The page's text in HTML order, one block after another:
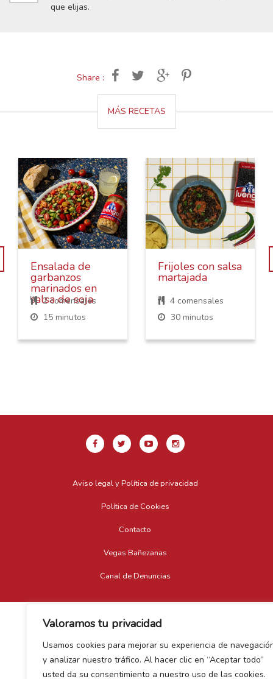
Valoramos tu privacidad
Usamos cookies para mejorar su experiencia de
y analizar nuestro tráfico. Al hacer clic en “Aceptar todo”
usted da su consentimiento a nuestro uso de las cookies.
que elijas.
Share :
MÁS RECETAS
Ensalada de
garbanzos
marinados en
salsa de soja
2 comensales
15 minutos
Frijoles con salsa
martajada
4 comensales
30 minutos
Aviso legal y Política de privacidad
Política de Cookies
Contacto
Vegas Bañezanas
Canal de Denuncias